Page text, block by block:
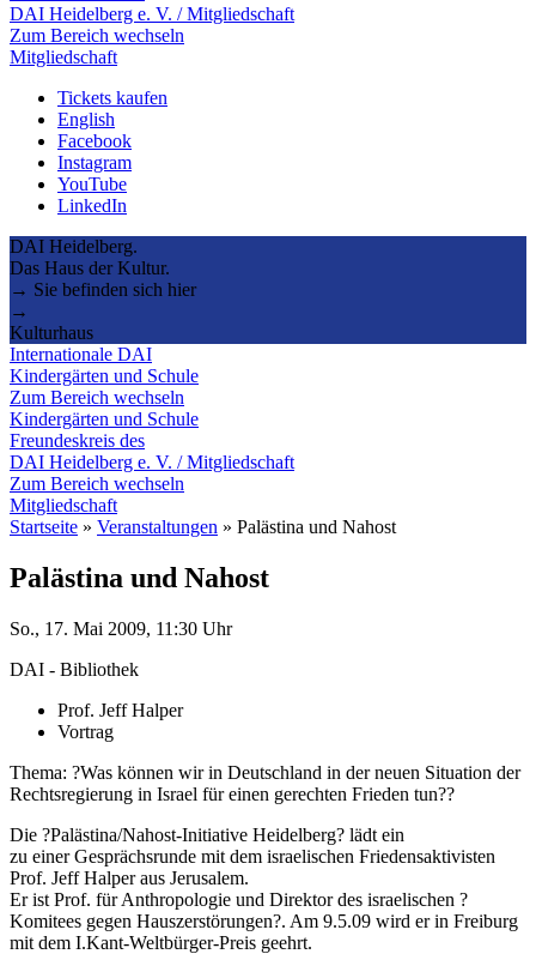
DAI Heidelberg e. V. / Mitgliedschaft
Zum Bereich wechseln
Mitgliedschaft
Tickets kaufen
English
Facebook
Instagram
YouTube
LinkedIn
DAI Heidelberg.
Das Haus der Kultur.
→ Sie befinden sich hier
→
Kulturhaus
Internationale DAI
Kindergärten und Schule
Zum Bereich wechseln
Kindergärten und Schule
Freundeskreis des
DAI Heidelberg e. V. / Mitgliedschaft
Zum Bereich wechseln
Mitgliedschaft
Startseite » Veranstaltungen » Palästina und Nahost
Palästina und Nahost
So., 17. Mai 2009, 11:30 Uhr
DAI - Bibliothek
Prof. Jeff Halper
Vortrag
Thema: ?Was können wir in Deutschland in der neuen Situation der
Rechtsregierung in Israel für einen gerechten Frieden tun??
Die ?Palästina/Nahost-Initiative Heidelberg? lädt ein
zu einer Gesprächsrunde mit dem israelischen Friedensaktivisten
Prof. Jeff Halper aus Jerusalem.
Er ist Prof. für Anthropologie und Direktor des israelischen ?
Komitees gegen Hauszerstörungen?. Am 9.5.09 wird er in Freiburg
mit dem I.Kant-Weltbürger-Preis geehrt.